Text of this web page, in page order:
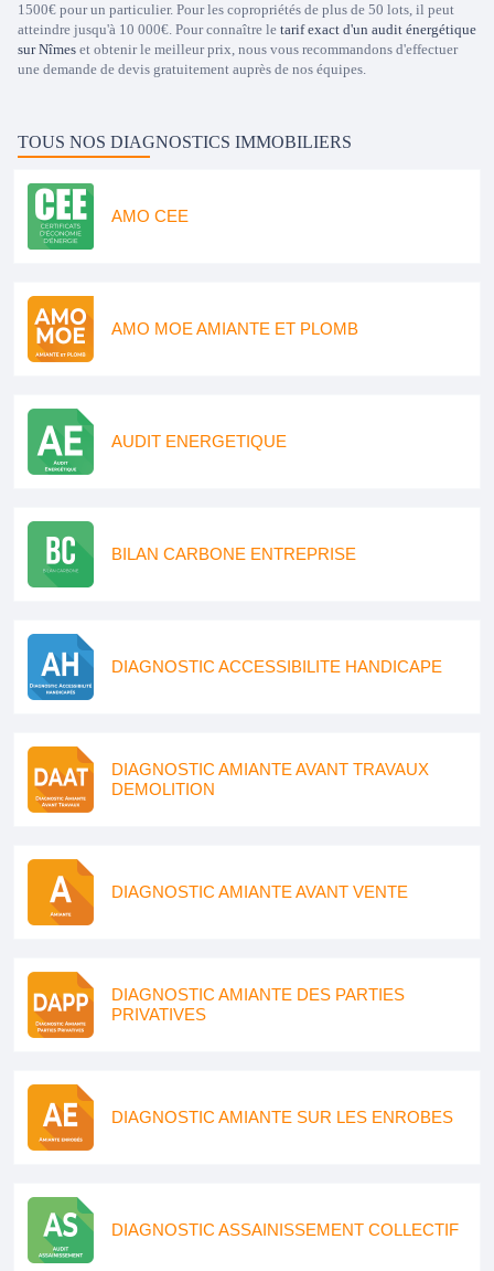
1500€ pour un particulier. Pour les copropriétés de plus de 50 lots, il peut
atteindre jusqu'à 10 000€. Pour connaître le tarif exact d'un audit énergétique
sur Nîmes et obtenir le meilleur prix, nous vous recommandons d'effectuer
une demande de devis gratuitement auprès de nos équipes.
TOUS NOS DIAGNOSTICS IMMOBILIERS
AMO CEE
AMO MOE AMIANTE ET PLOMB
AUDIT ENERGETIQUE
BILAN CARBONE ENTREPRISE
DIAGNOSTIC ACCESSIBILITE HANDICAPE
DIAGNOSTIC AMIANTE AVANT TRAVAUX
DEMOLITION
DIAGNOSTIC AMIANTE AVANT VENTE
DIAGNOSTIC AMIANTE DES PARTIES
PRIVATIVES
DIAGNOSTIC AMIANTE SUR LES ENROBES
DIAGNOSTIC ASSAINISSEMENT COLLECTIF